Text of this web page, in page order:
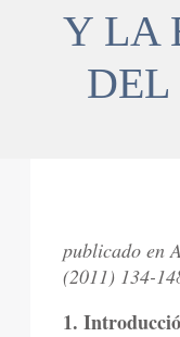
Y LA
DEL
publicado en
(2011) 134-
1.